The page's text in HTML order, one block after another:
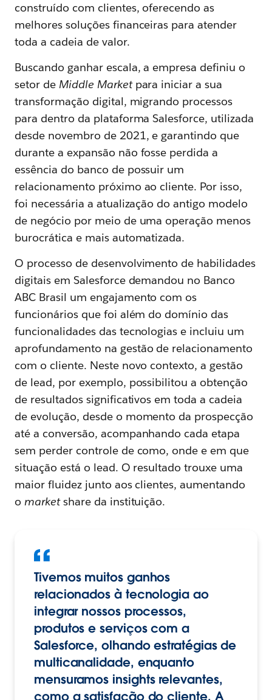
construído com clientes, oferecendo as
melhores soluções financeiras para atender
toda a cadeia de valor.
Buscando ganhar escala, a empresa definiu o
setor de Middle Marketpara iniciar a sua
transformação digital, migrando processos
para dentro da plataforma Salesforce, utilizada
desde novembro de 2021, e garantindo que
durante a expansão não fosse perdida a
essência do banco de possuir um
relacionamento próximo ao cliente. Por isso,
foi necessária a atualização do antigo modelo
de negócio por meio de uma operação menos
burocrática e mais automatizada.
O processo de desenvolvimento de habilidades
digitais em Salesforce demandou no Banco
ABC Brasil um engajamento com os
funcionários que foi além do domínio das
funcionalidades das tecnologias e incluiu um
aprofundamento na gestão de relacionamento
com o cliente. Neste novo contexto, a gestão
de lead, por exemplo, possibilitou a obtenção
de resultados significativos em toda a cadeia
de evolução, desde o momento da prospecção
até a conversão, acompanhando cada etapa
sem perder controle de como, onde e em que
situação está o lead. O resultado trouxe uma
maior fluidez junto aos clientes, aumentando
o marketshare da instituição.
Tivemos muitos ganhos
relacionados à tecnologia ao
integrar nossos processos,
produtos e serviços com a
Salesforce, olhando estratégias de
multicanalidade, enquanto
mensuramos insights relevantes,
como a satisfação do cliente. A